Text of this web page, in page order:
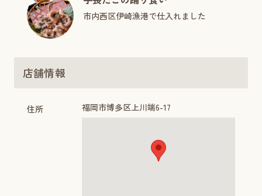
市内西区伊崎漁港で仕入れました
店舗情報
住所 福岡市博多区上川端6-17